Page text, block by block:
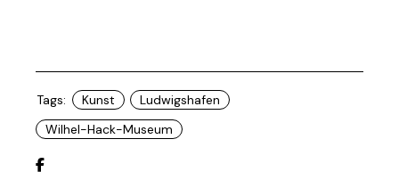
Tags: Kunst
Ludwigshafen
Wilhel-Hack-Museum